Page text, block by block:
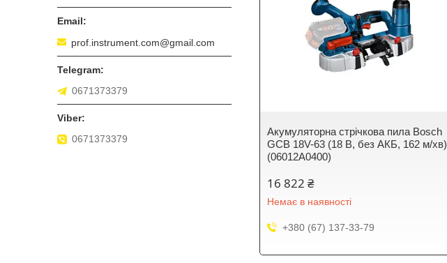
Акумуляторна стрічкова пила Bosch
GCB 18V-63 (18 В, без АКБ, 162 м/хв)
(06012A0400)
16 822 ₴
Немає в наявності
+380 (67) 137-33-79
prof.instrument.com@gmail.com
0671373379
0671373379